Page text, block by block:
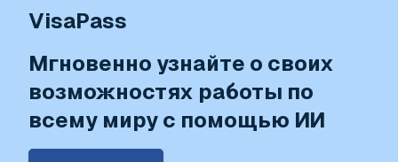
VisaPass
Мгновенно узнайте о своих
возможностях работы по
всему миру с помощью ИИ